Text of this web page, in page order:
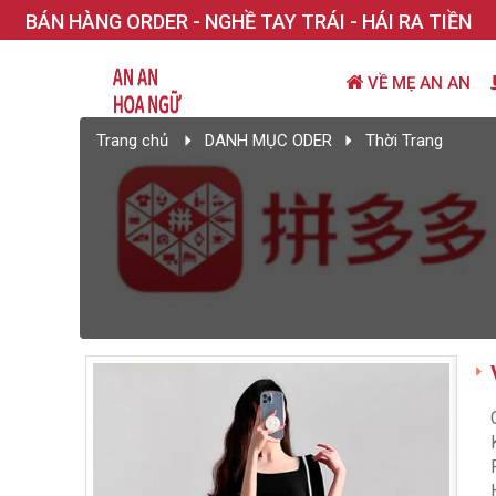
BÁN HÀNG ORDER - NGHỀ TAY TRÁI - HÁI RA TIỀN
VỀ MẸ AN AN
Trang chủ DANH MỤC ODER Thời Trang